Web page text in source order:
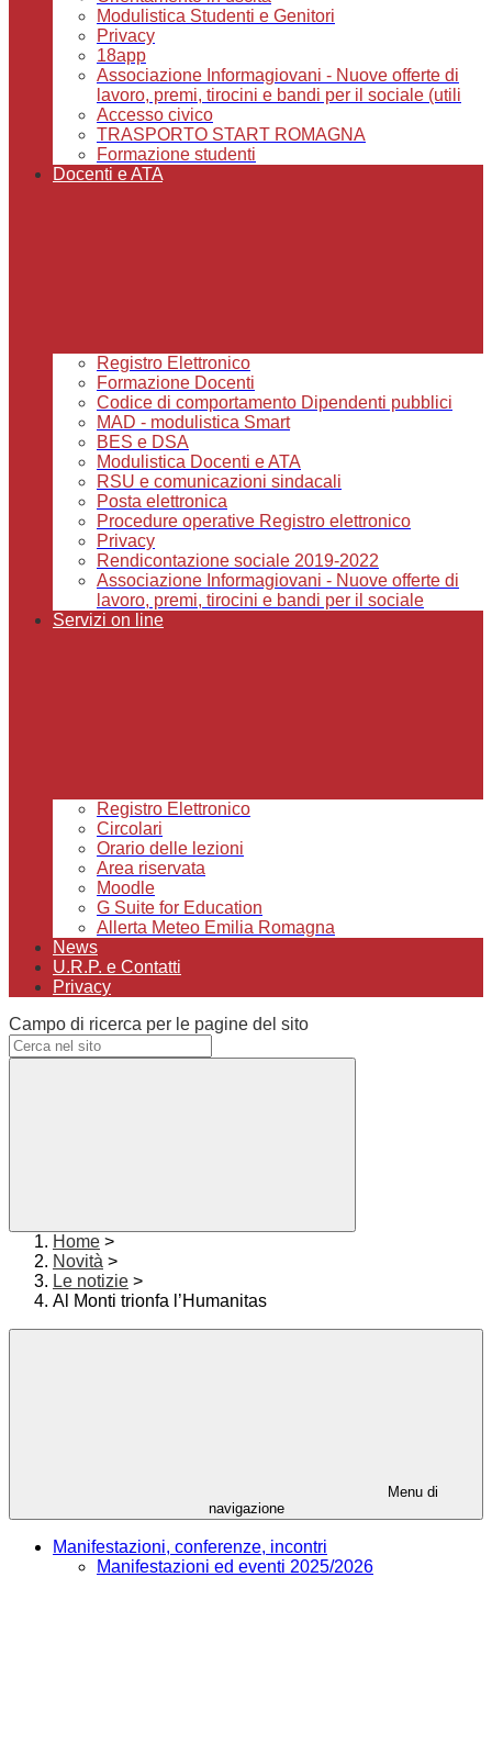
Modulistica Studenti e Genitori
Privacy
18app
Associazione Informagiovani - Nuove offerte di
lavoro, premi, tirocini e bandi per il sociale (utili
Accesso civico
TRASPORTO START ROMAGNA
Formazione studenti
Docenti e ATA
Registro Elettronico
Formazione Docenti
Codice di comportamento Dipendenti pubblici
MAD - modulistica Smart
BES e DSA
Modulistica Docenti e ATA
RSU e comunicazioni sindacali
Posta elettronica
Procedure operative Registro elettronico
Privacy
Rendicontazione sociale 2019-2022
Associazione Informagiovani - Nuove offerte di
lavoro, premi, tirocini e bandi per il sociale
Servizi on line
Registro Elettronico
Circolari
Orario delle lezioni
Area riservata
Moodle
G Suite for Education
Allerta Meteo Emilia Romagna
News
U.R.P. e Contatti
Privacy
Campo di ricerca per le pagine del sito
Home >
Novità >
Le notizie >
Al Monti trionfa l’Humanitas
Menu di
navigazione
Manifestazioni, conferenze, incontri
Manifestazioni ed eventi 2025/2026